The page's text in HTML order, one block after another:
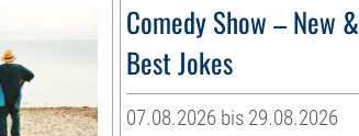
Comedy Show – New &
Best Jokes
07.08.2026 bis 29.08.2026